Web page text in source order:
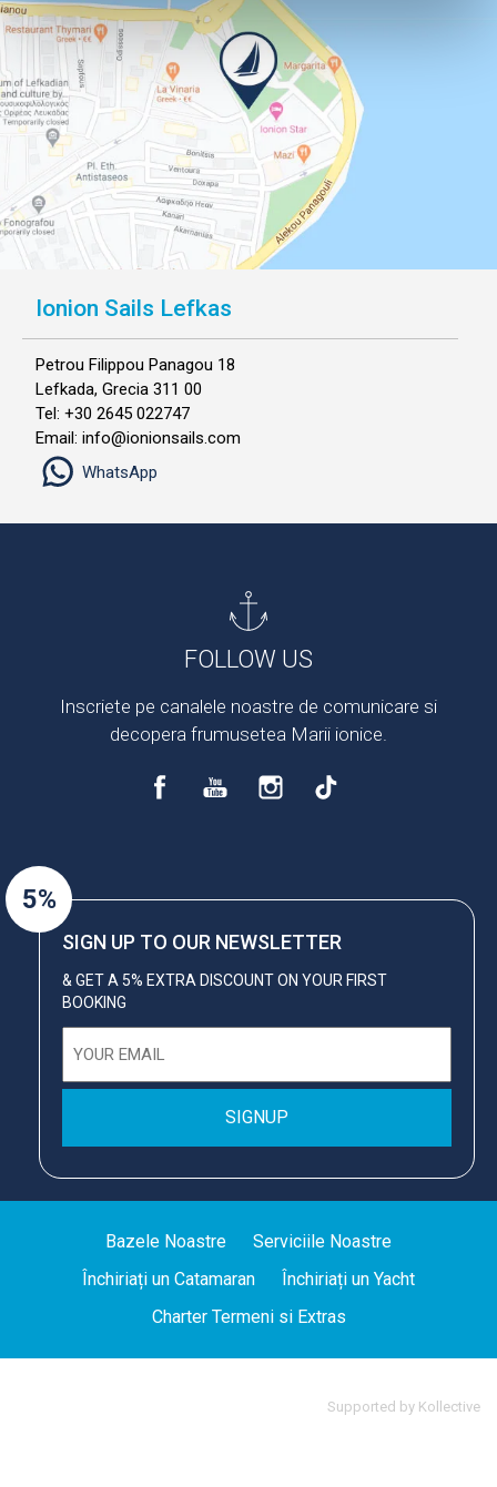
Ionion Sails Lefkas
Petrou Filippou Panagou 18
Lefkada, Grecia 311 00
Tel: +30 2645 022747
Email: info@ionionsails.com
WhatsApp
FOLLOW US
Inscriete pe canalele noastre de comunicare si
decopera frumusetea Marii ionice.
5%
SIGN UP TO OUR NEWSLETTER
& GET A 5% EXTRA DISCOUNT ON YOUR FIRST
BOOKING
(Required)
Bazele Noastre
Serviciile Noastre
Închiriați un Catamaran
Închiriați un Yacht
Charter Termeni si Extras
Supported by Kollective